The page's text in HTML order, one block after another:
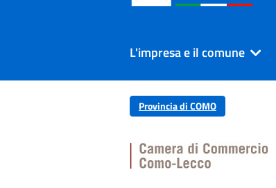
L'impresa e il comune
Provincia di COMO